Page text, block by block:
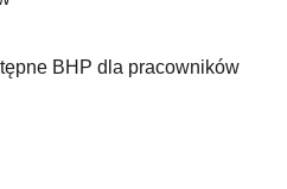
BHP dla pracowników